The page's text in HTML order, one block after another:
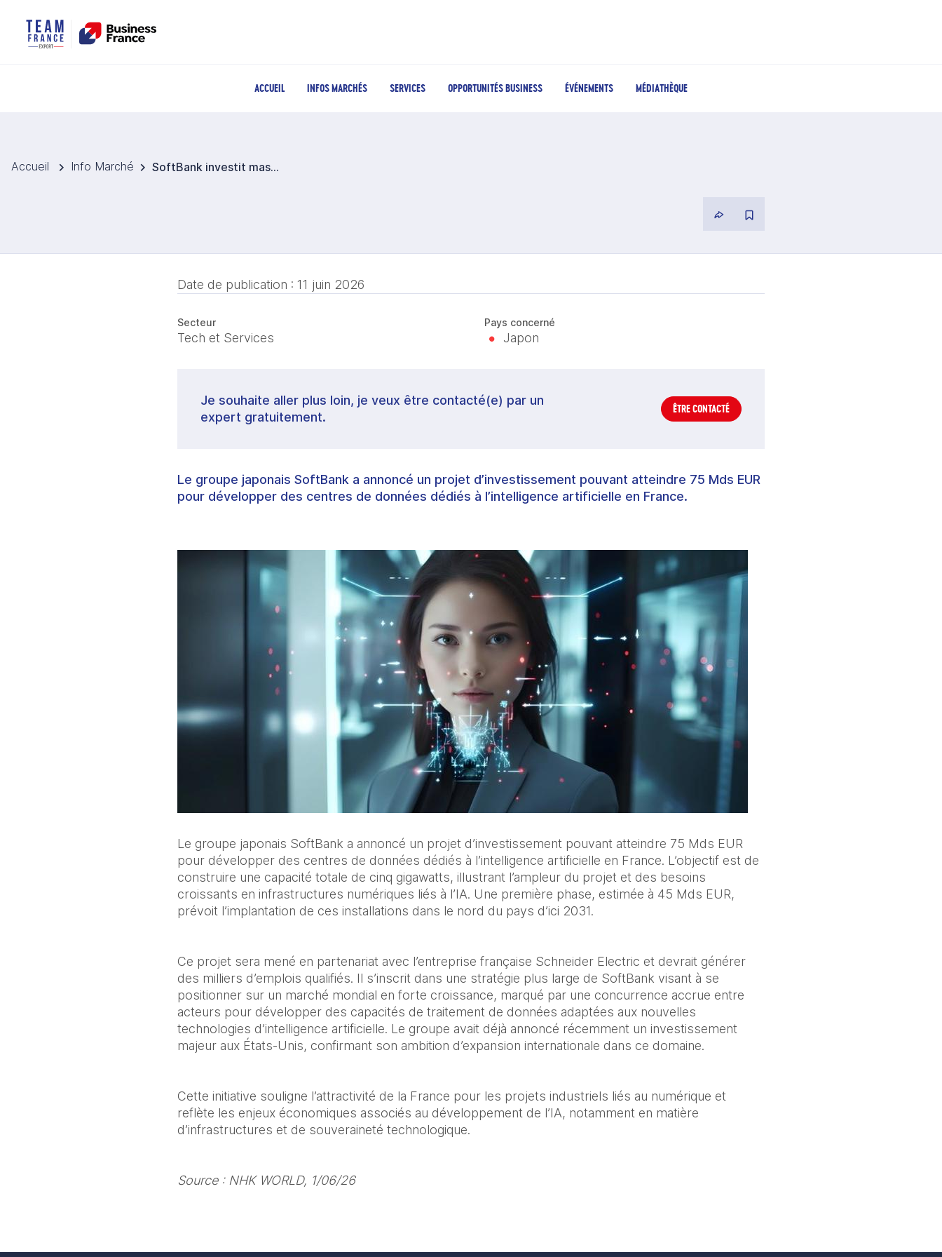
ACCUEIL INFOS MARCHÉS SERVICES OPPORTUNITÉS BUSINESS ÉVÉNEMENTS MÉDIATHÈQUE
Accueil Info Marché SoftBank investit massivement dans les centres de données d’IA en France
Date de publication : 11 juin 2026
Secteur
Tech et Services
Pays concerné
Japon
Je souhaite aller plus loin, je veux être contacté(e) par un
expert gratuitement.
ÊTRE CONTACTÉ
Le groupe japonais SoftBank a annoncé un projet d’investissement pouvant atteindre 75 Mds EUR
pour développer des centres de données dédiés à l’intelligence artificielle en France.
Le groupe japonais SoftBank a annoncé un projet d’investissement pouvant atteindre 75 Mds EUR
pour développer des centres de données dédiés à l’intelligence artificielle en France. L’objectif est de
construire une capacité totale de cinq gigawatts, illustrant l’ampleur du projet et des besoins
croissants en infrastructures numériques liés à l’IA. Une première phase, estimée à 45 Mds EUR,
prévoit l’implantation de ces installations dans le nord du pays d’ici 2031.
Ce projet sera mené en partenariat avec l’entreprise française Schneider Electric et devrait générer
des milliers d’emplois qualifiés. Il s’inscrit dans une stratégie plus large de SoftBank visant à se
positionner sur un marché mondial en forte croissance, marqué par une concurrence accrue entre
acteurs pour développer des capacités de traitement de données adaptées aux nouvelles
technologies d’intelligence artificielle. Le groupe avait déjà annoncé récemment un investissement
majeur aux États-Unis, confirmant son ambition d’expansion internationale dans ce domaine.
Cette initiative souligne l’attractivité de la France pour les projets industriels liés au numérique et
reflète les enjeux économiques associés au développement de l’IA, notamment en matière
d’infrastructures et de souveraineté technologique.
Source : NHK WORLD, 1/06/26